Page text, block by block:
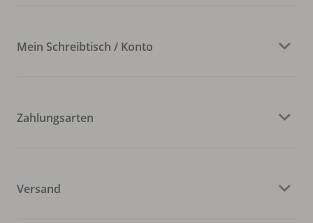
Mein Schreibtisch / Konto
Zahlungsarten
Versand